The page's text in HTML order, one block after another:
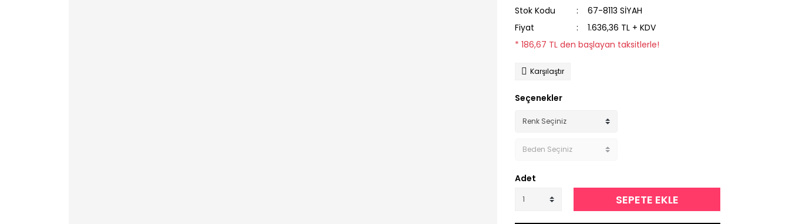
Stok Kodu
67-8113 SİYAH
Fiyat
1.636,36 TL + KDV
* 186,67 TL den başlayan taksitlerle!
Karşılaştır
Seçenekler
Adet
SEPETE EKLE